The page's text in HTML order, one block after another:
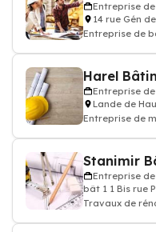
Entreprise
14 rue Gén
Entreprise de
Harel
Entreprise
Lande de
Entreprise de
Stanimir
Entreprise
bât 1 1 Bis rue
Travaux de